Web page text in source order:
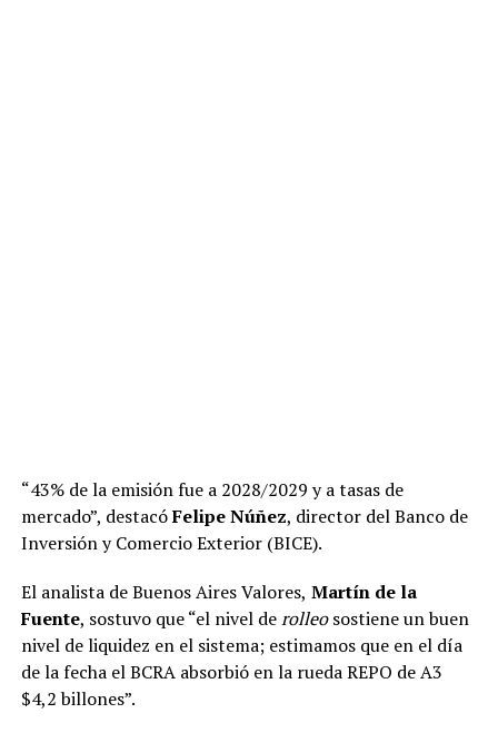
“43% de la emisión fue a 2028/2029 y a tasas de
mercado”, destacóFelipe Núñez, director del Banco de
Inversión y Comercio Exterior (BICE).
El analista de Buenos Aires Valores, Martín de la
Fuente, sostuvo que “el nivel derolleosostiene un buen
nivel de liquidez en el sistema; estimamos que en el día
de la fecha el BCRA absorbió en la rueda REPO de A3
$4,2 billones”.